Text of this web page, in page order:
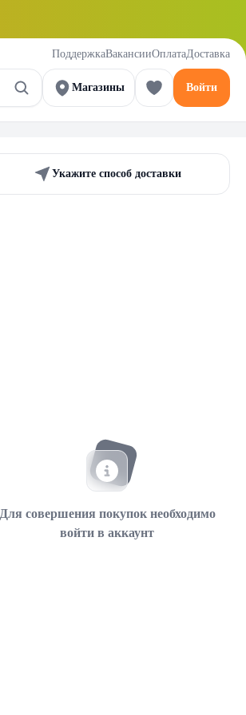
ПоддержкаВакансииОплатаДоставка
Магазины Войти
Укажите способ доставки
Для совершения покупок необходимо
войти в аккаунт